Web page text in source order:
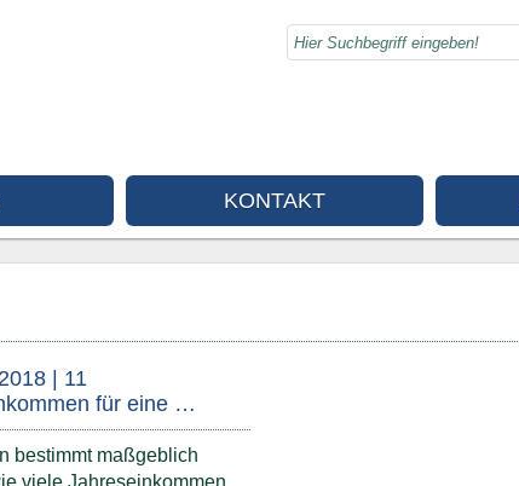
KONTAKT
| 11
für eine …
bestimmt maßgeblich
viele Jahreseinkommen